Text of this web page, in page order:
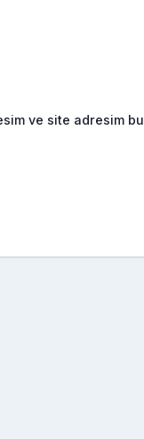
ve site adresim bu